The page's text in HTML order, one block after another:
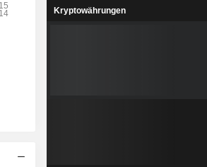
Kryptowährungen